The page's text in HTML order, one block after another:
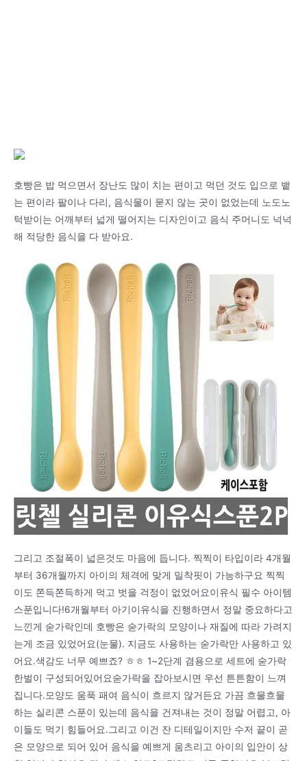
호빵은 밥 먹으면서 장난도 많이 치는 편이고 먹던 것도 입으로 뱉
는 편이라 팔이나 다리, 음식물이 묻지 않는 곳이 없었는데 노도노
턱받이는 어깨부터 넓게 떨어지는 디자인이고 음식 주머니도 넉넉
해 적당한 음식을 다 받아요.
그리고 조절폭이 넓은것도 마음에 듭니다. 찍찍이 타입이라 4개월
부터 36개월까지 아이의 체격에 맞게 밀착핏이 가능하구요 찍찍
이도 쫀득쫀득하게 먹고 벗을 걱정이 없었어요이유식 필수 아이템
스푼입니다!6개월부터 아기이유식을 진행하면서 정말 중요하다고
느낀게 숟가락인데 호빵은 숟가락의 모양이나 재질에 따라 가려지
는게 조금 있었어요(눈물). 지금도 사용하는 숟가락만 사용하고 있
어요.색감도 너무 예쁘죠? ㅎㅎ 1~2단계 겸용으로 세트에 숟가락
한벌이 구성되어있어요숟가락을 잡아보시면 우선 튼튼함이 느껴
집니다.모양도 움푹 패여 음식이 흐르지 않거든요 가끔 흐물흐물
하는 실리콘 스푼이 있는데 음식을 건져내는 것이 정말 어렵고, 아
이들도 먹기 힘들어요.그리고 이건 잔 디테일이지만 수저 끝이 곧
은 모양으로 되어 있어 음식을 예쁘게 움츠리고 아이의 입안이 상